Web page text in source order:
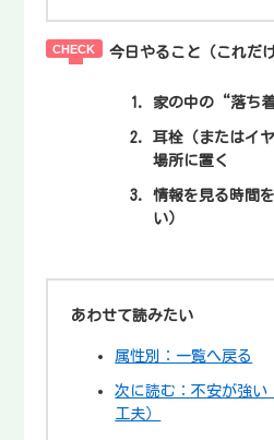
今日やること（これだけ
家の中の“落ち
耳栓（またはイ
場所に置く
情報を見る時間
い）
あわせて読みたい
属性別：一覧へ戻る
次に読む：不安が強い
工夫）